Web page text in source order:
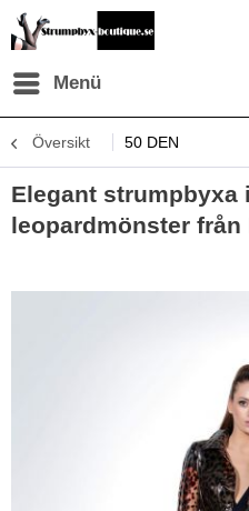
Menü
Översikt 50 DEN
Elegant strumpbyxa
leopardmönster från